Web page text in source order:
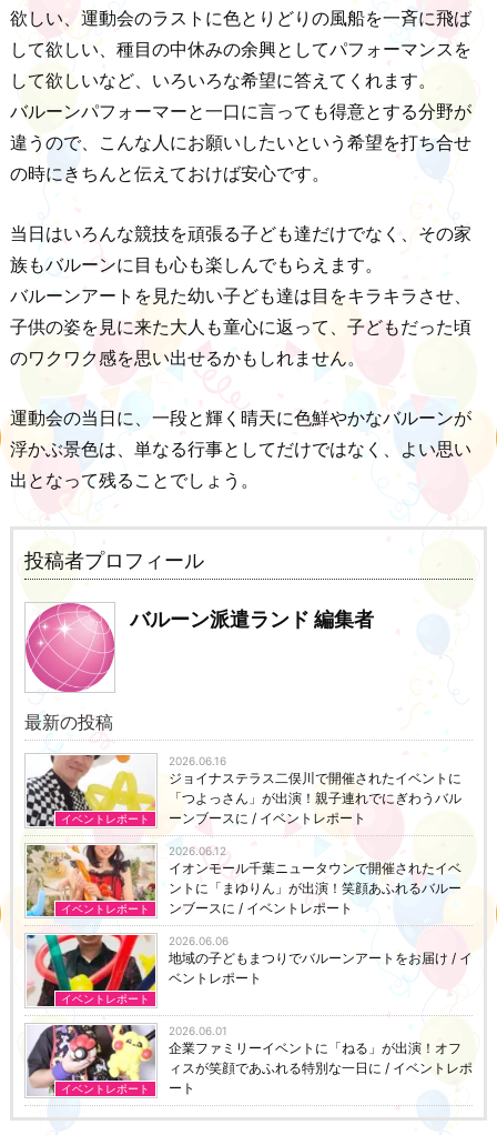
欲しい、運動会のラストに色とりどりの風船を一斉に飛ば
して欲しい、種目の中休みの余興としてパフォーマンスを
して欲しいなど、いろいろな希望に答えてくれます。
バルーンパフォーマーと一口に言っても得意とする分野が
違うので、こんな人にお願いしたいという希望を打ち合せ
の時にきちんと伝えておけば安心です。
当日はいろんな競技を頑張る子ども達だけでなく、その家
族もバルーンに目も心も楽しんでもらえます。
バルーンアートを見た幼い子ども達は目をキラキラさせ、
子供の姿を見に来た大人も童心に返って、子どもだった頃
のワクワク感を思い出せるかもしれません。
運動会の当日に、一段と輝く晴天に色鮮やかなバルーンが
浮かぶ景色は、単なる行事としてだけではなく、よい思い
出となって残ることでしょう。
投稿者プロフィール
バルーン派遣ランド 編集者
最新の投稿
イベントレポート
2026.06.16
ジョイナステラス二俣川で開催されたイベントに
「つよっさん」が出演！親子連れでにぎわうバル
ーンブースに / イベントレポート
イベントレポート
2026.06.12
イオンモール千葉ニュータウンで開催されたイベ
ントに「まゆりん」が出演！笑顔あふれるバルー
ンブースに / イベントレポート
イベントレポート
2026.06.06
地域の子どもまつりでバルーンアートをお届け / イ
ベントレポート
イベントレポート
2026.06.01
企業ファミリーイベントに「ねる」が出演！オフ
ィスが笑顔であふれる特別な一日に / イベントレポ
ート